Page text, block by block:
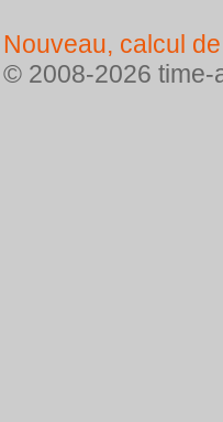
Nouveau, calcul
© 2008-2026 time-